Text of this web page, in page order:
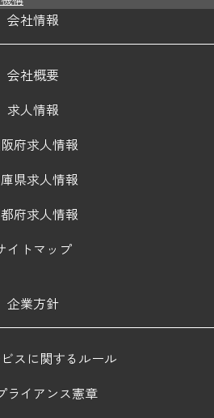
会社情報
会社概要
求人情報
府求人情報
県求人情報
府求人情報
イトマップ
企業方針
スに関するルール
ライアンス憲章